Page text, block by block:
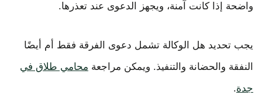
واضحة إذا كانت آمنة، ويجهز الدعوى عند تعذرها.
يجب تحديد هل الوكالة تشمل دعوى الفرقة فقط أم أيضًا
النفقة والحضانة والتنفيذ. ويمكن مراجعة محامي طلاق في
جدة.